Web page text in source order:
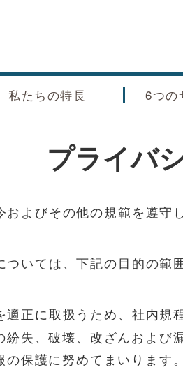
私たちの特長 6つの
プライバ
よびその他の規範を遵守
いては、下記の目的の範
正に取扱うため、社内
失、破壊、改ざんおよ
保護に努めてまいります。